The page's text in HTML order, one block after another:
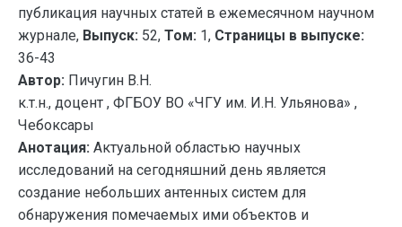
публикация научных статей в ежемесячном научном
журнале, Выпуск: 52, Том: 1, Страницы в выпуске:
36-43
Автор: Пичугин В.Н.
к.т.н., доцент , ФГБОУ ВО «ЧГУ им. И.Н. Ульянова» ,
Чебоксары
Анотация: Актуальной областью научных
исследований на сегодняшний день является
создание небольших антенных систем для
обнаружения помечаемых ими объектов и